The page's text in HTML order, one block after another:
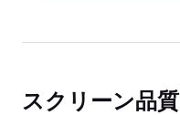
スクリーン品質